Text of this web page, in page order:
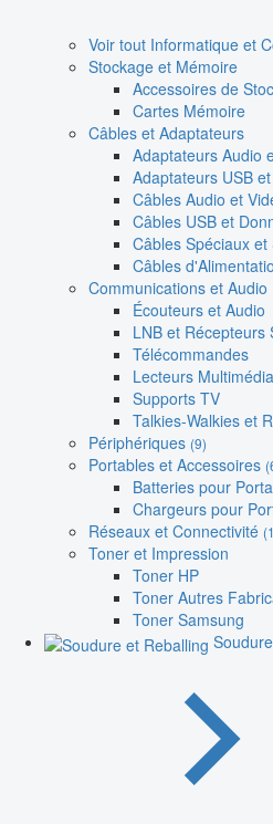
Voir tout Informatique et
Stockage et Mémoire
Accessoires de
Cartes Mémoire
Câbles et Adaptateurs
Adaptateurs Audio
Adaptateurs USB
Câbles Audio et
Câbles USB et
Câbles Spéciaux et
Câbles
Communications et Audio
Écouteurs et Audio
LNB et Récepteurs
Télécommandes
Lecteurs Multimédia
Supports TV
Talkies-Walkies et
Périphériques (9)
Portables et Accessoires
Batteries pour
Chargeurs pour
Réseaux et Connectivité
Toner et Impression
Toner HP
Toner Autres
Toner Samsung